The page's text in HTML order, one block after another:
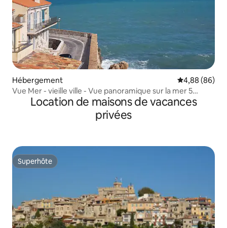
Hébergement Évaluation
4,88 (86)
Vue Mer - vieille ville - Vue panoramique sur la mer 5
personnes
Location de maisons de vacances
privées
Superhôte
Superhôte